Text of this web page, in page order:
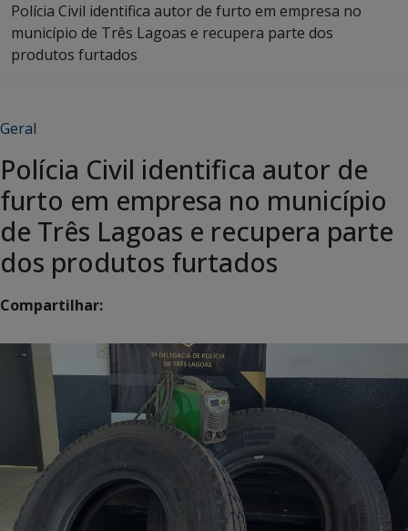
Polícia Civil identifica autor de furto em empresa no
município de Três Lagoas e recupera parte dos
produtos furtados
Geral
Polícia Civil identifica autor de
furto em empresa no município
de Três Lagoas e recupera parte
dos produtos furtados
Compartilhar: